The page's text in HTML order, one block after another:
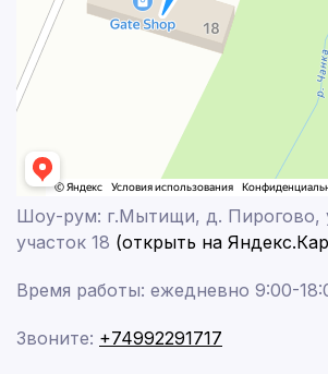
Шоу-рум: г.Мытищи, д. Пирогово,
участок 18 (открыть на
Время работы: ежедневно 9:00-
Звоните: +74992291717